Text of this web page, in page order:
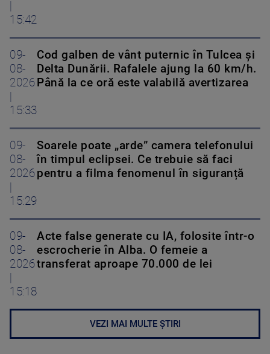
15:42
09-
08-
2026
15:33
Cod galben de vânt puternic în Tulcea și
Delta Dunării. Rafalele ajung la 60 km/h.
Până la ce oră este valabilă avertizarea
09-
08-
2026
15:29
Soarele poate „arde” camera telefonului
în timpul eclipsei. Ce trebuie să faci
pentru a filma fenomenul în siguranță
09-
08-
2026
15:18
Acte false generate cu IA, folosite într-o
escrocherie în Alba. O femeie a
transferat aproape 70.000 de lei
VEZI MAI MULTE ȘTIRI